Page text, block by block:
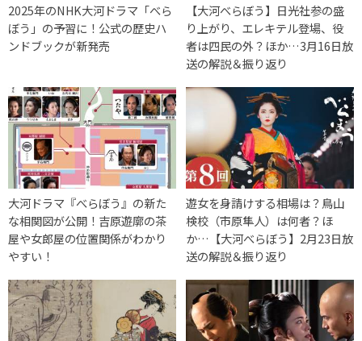
2025年のNHK大河ドラマ「べら
ぼう」の予習に！公式の歴史ハ
ンドブックが新発売
【大河べらぼう】日光社参の盛
り上がり、エレキテル登場、役
者は四民の外？ほか…3月16日放
送の解説＆振り返り
大河ドラマ『べらぼう』の新た
な相関図が公開！吉原遊廓の茶
屋や女郎屋の位置関係がわかり
やすい！
遊女を身請けする相場は？鳥山
検校（市原隼人）は何者？ほ
か…【大河べらぼう】2月23日放
送の解説＆振り返り